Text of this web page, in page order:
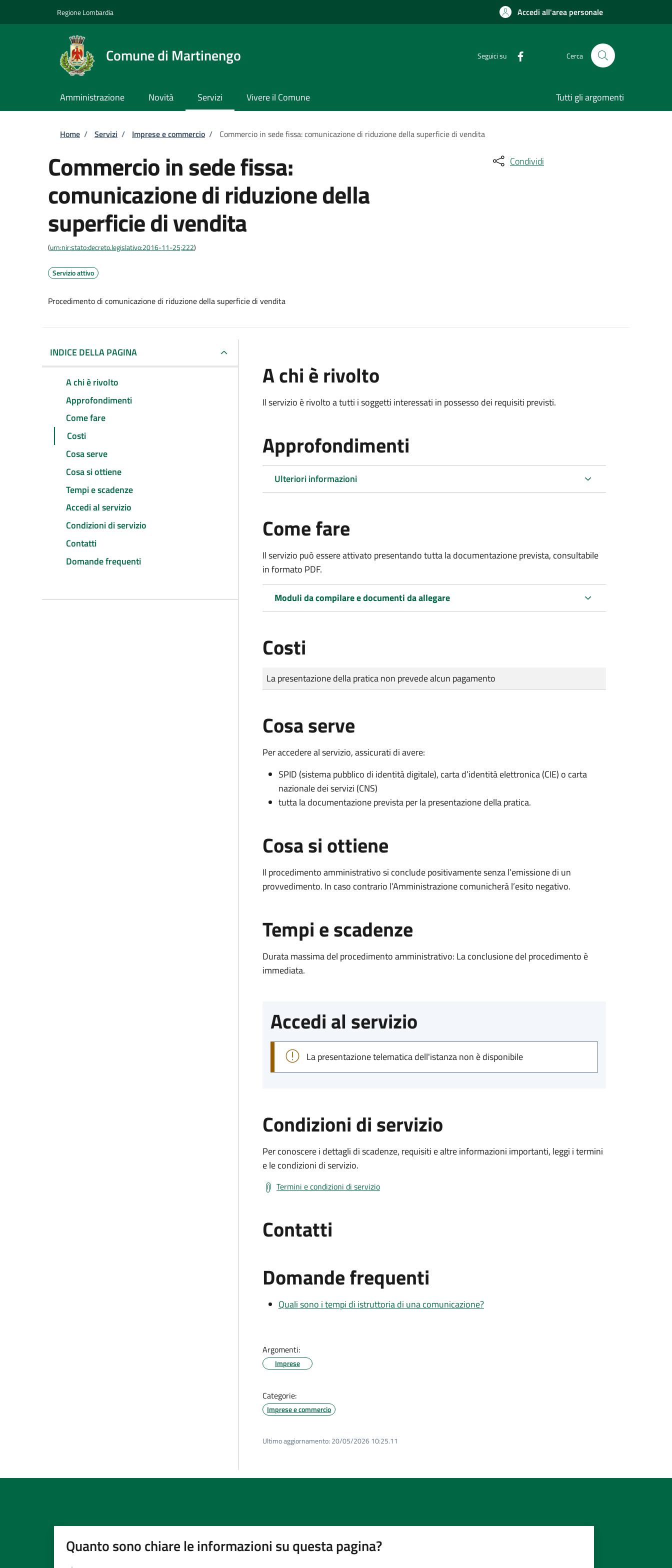
Regione Lombardia Accedi all'area personale
Comune di Martinengo Seguici su Cerca
Amministrazione Novità Servizi Vivere il Comune Tutti gli argomenti
Briciole di pane
Home / Servizi / Imprese e commercio / Commercio in sede fissa: comunicazione di riduzione della superficie di vendita
Commercio in sede fissa:
comunicazione di riduzione della
superficie di vendita
(urn:nir:stato:decreto.legislativo:2016-11-25;222)
Servizio attivo
Procedimento di comunicazione di riduzione della superficie di vendita
Condividi
INDICE DELLA PAGINA
A chi è rivolto
Approfondimenti
Come fare
Costi
Cosa serve
Cosa si ottiene
Tempi e scadenze
Accedi al servizio
Condizioni di servizio
Contatti
Domande frequenti
A chi è rivolto
Il servizio è rivolto a tutti i soggetti interessati in possesso dei requisiti previsti.
Approfondimenti
Ulteriori informazioni
Come fare
Il servizio può essere attivato presentando tutta la documentazione prevista, consultabile
in formato PDF.
Moduli da compilare e documenti da allegare
Costi
Tipo di pagamento
Importo
La presentazione della pratica non prevede alcun pagamento
Cosa serve
Per accedere al servizio, assicurati di avere:
SPID (sistema pubblico di identità digitale), carta d’identità elettronica (CIE) o carta
nazionale dei servizi (CNS)
tutta la documentazione prevista per la presentazione della pratica.
Cosa si ottiene
Il procedimento amministrativo si conclude positivamente senza l’emissione di un
provvedimento. In caso contrario l’Amministrazione comunicherà l’esito negativo.
Tempi e scadenze
Durata massima del procedimento amministrativo: La conclusione del procedimento è
immediata.
Accedi al servizio
La presentazione telematica dell'istanza non è disponibile
Condizioni di servizio
Per conoscere i dettagli di scadenze, requisiti e altre informazioni importanti, leggi i termini
e le condizioni di servizio.
Termini e condizioni di servizio
Contatti
Domande frequenti
Quali sono i tempi di istruttoria di una comunicazione?
Argomenti:
Imprese
Categorie:
Imprese e commercio
Ultimo aggiornamento: 20/05/2026 10:25.11
Quanto sono chiare le informazioni su questa pagina?